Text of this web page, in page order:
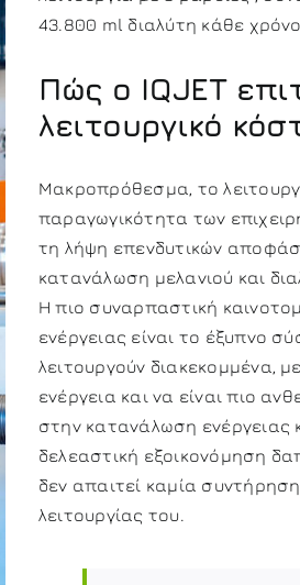
43.800 ml διαλύτη κάθε
Πώς ο IQJET
λειτουργικό
Μακροπρόθεσμα, το
παραγωγικότητα των
τη λήψη επενδυτικών
κατανάλωση μελανιού και
Η πιο συναρπαστική
ενέργειας είναι το έξυπνο
λειτουργούν διακεκομμένα,
ενέργεια και να είναι πιο
στην κατανάλωση ενέργειας
δελεαστική εξοικονόμηση
δεν απαιτεί καμία
λειτουργίας του.